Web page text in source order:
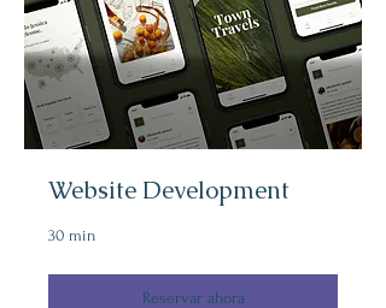
Website Development
30 min
Reservar ahora